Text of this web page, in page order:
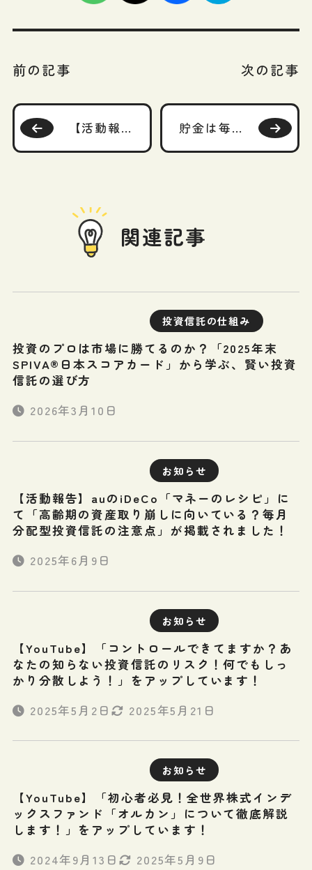
前の記事
【活動報告】野村アセットマネジメント株式会社様の「NEXT FUNDS (ネクストファンズ)」専用サイトにて、「ETF資産運用実践①：手軽に国際分散投資【資産形成㉔】」という記事を書かせて頂きました！
次の記事
貯金は毎月いくらすればいいのか？お給料の何割が目安？（４）番外編：アーリーリタイア、FIREを目指す場合
関連記事
投資信託の仕組み
投資のプロは市場に勝てるのか？「2025年末
SPIVA®日本スコアカード」から学ぶ、賢い投資
信託の選び方
2026年3月10日
お知らせ
【活動報告】auのiDeCo「マネーのレシピ」に
て「高齢期の資産取り崩しに向いている？毎月
分配型投資信託の注意点」が掲載されました！
2025年6月9日
お知らせ
【YouTube】「コントロールできてますか？あ
なたの知らない投資信託のリスク！何でもしっ
かり分散しよう！」をアップしています！
2025年5月2日
2025年5月21日
お知らせ
【YouTube】「初心者必見！全世界株式インデ
ックスファンド「オルカン」について徹底解説
します！」をアップしています！
2024年9月13日
2025年5月9日